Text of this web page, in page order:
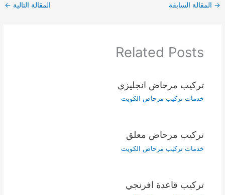
→ المقالة السابقة المقالة التالية ←
Related Posts
تركيب مرحاض انجليزي
خدمات تركيب مرحاض الكويت
تركيب مرحاض معلق
خدمات تركيب مرحاض الكويت
تركيب قاعدة افرنجي